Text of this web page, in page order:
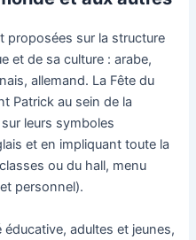
proposées sur la structure
et de sa culture : arabe,
allemand. La Fête du
Patrick au sein de la
leurs symboles
et en impliquant toute la
ou du hall, menu
personnel).
adultes et jeunes,